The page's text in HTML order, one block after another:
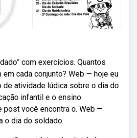
com exercícios. Quantos
cada conjunto? Web — hoje eu
de atividade lúdica sobre o dia do
infantil e o ensino
post você encontra o. Web —
o dia do soldado.